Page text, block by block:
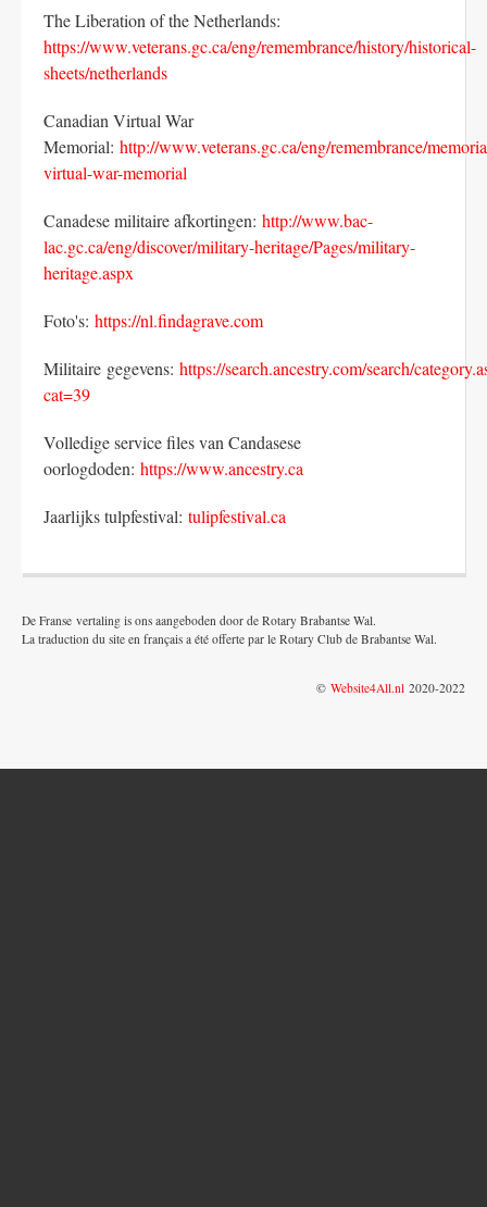
The Liberation of the Netherlands:
https://www.veterans.gc.ca/eng/remembrance/history/historical-
sheets/netherlands
Canadian Virtual War
Memorial: http://www.veterans.gc.ca/eng/remembrance/
virtual-war-memorial
Canadese militaire afkortingen: http://www.bac-
lac.gc.ca/eng/discover/military-heritage/Pages/military-
heritage.aspx
Foto's: https://nl.findagrave.com
Militaire gegevens: https://search.ancestry.com/search/
cat=39
Volledige service files van Candasese
oorlogdoden: https://www.ancestry.ca
Jaarlijks tulpfestival: tulipfestival.ca
De Franse vertaling is ons aangeboden door de Rotary Brabantse Wal.
La traduction du site en français a été offerte par le Rotary Club de Brabantse Wal.
© Website4All.nl 2020-2022